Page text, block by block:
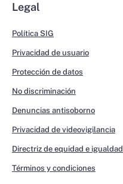
Legal
Política SIG
Privacidad de usuario
Protección de datos
No discriminación
Denuncias antisoborno
Privacidad de videovigilancia
Directriz de equidad e igualdad
Términos y condiciones